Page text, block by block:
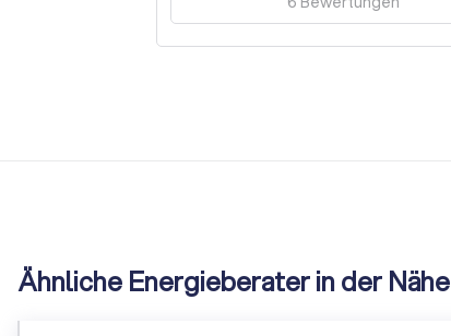
Ähnliche Energieberater in der Nähe